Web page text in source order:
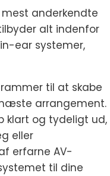
anderkendte
alt indenfor
ear systemer,
til at skabe
arrangement.
klart og tydeligt ud,
eller
erfarne AV-
til dine